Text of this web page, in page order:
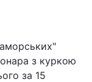
з куркою
за 15